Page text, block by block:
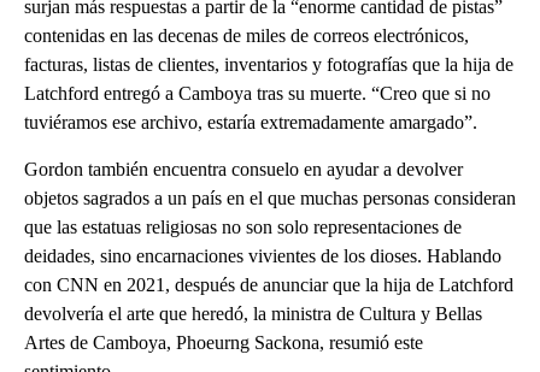
surjan más respuestas a partir de la “enorme cantidad de pistas”
contenidas en las decenas de miles de correos electrónicos,
facturas, listas de clientes, inventarios y fotografías que la hija de
Latchford entregó a Camboya tras su muerte. “Creo que si no
tuviéramos ese archivo, estaría extremadamente amargado”.
Gordon también encuentra consuelo en ayudar a devolver
objetos sagrados a un país en el que muchas personas consideran
que las estatuas religiosas no son solo representaciones de
deidades, sino encarnaciones vivientes de los dioses. Hablando
con CNN en 2021, después de anunciar que la hija de Latchford
devolvería el arte que heredó, la ministra de Cultura y Bellas
Artes de Camboya, Phoeurng Sackona, resumió este